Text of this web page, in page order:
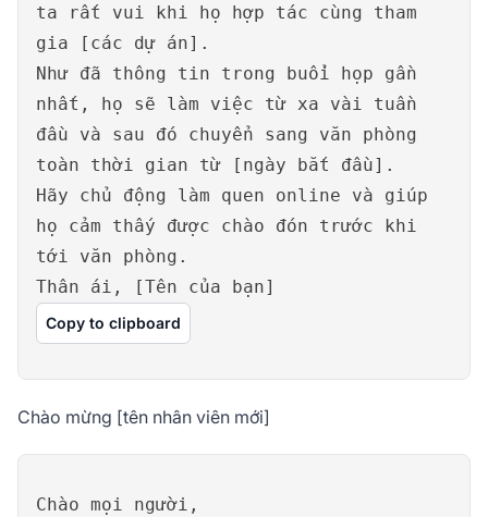
ta rất vui khi họ hợp tác cùng tham
gia [các dự án].
Như đã thông tin trong buổi họp gần
nhất, họ sẽ làm việc từ xa vài tuần
đầu và sau đó chuyển sang văn phòng
toàn thời gian từ [ngày bắt đầu].
Hãy chủ động làm quen online và giúp
họ cảm thấy được chào đón trước khi
tới văn phòng.
Thân ái, [Tên của bạn]
Copy to clipboard
Chào mừng [tên nhân viên mới]
Chào mọi người,